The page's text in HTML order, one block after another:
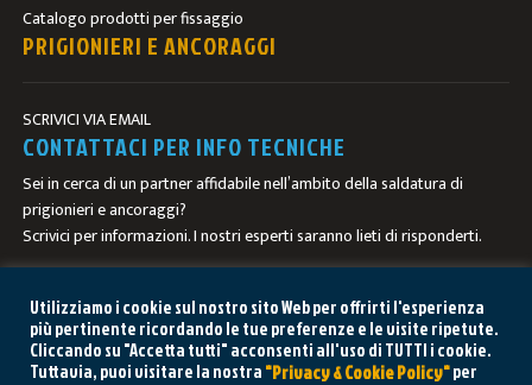
Catalogo prodotti per fissaggio
PRIGIONIERI E ANCORAGGI
SCRIVICI VIA EMAIL
CONTATTACI PER INFO TECNICHE
Sei in cerca di un partner affidabile nell’ambito della saldatura di
prigionieri e ancoraggi?
Scrivici per informazioni. I nostri esperti saranno lieti di risponderti.
Utilizziamo i cookie sul nostro sito Web per offrirti l'esperienza
più pertinente ricordando le tue preferenze e le visite ripetute.
Cliccando su "Accetta tutti" acconsenti all'uso di TUTTI i cookie.
Tuttavia, puoi visitare la nostra"Privacy & Cookie Policy"per